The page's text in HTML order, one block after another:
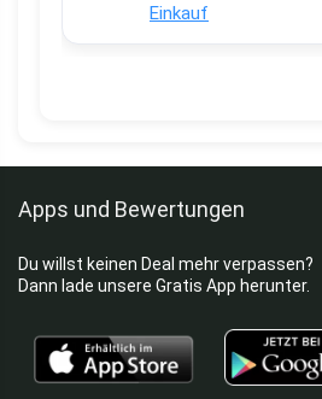
Einkauf
Apps und Bewertungen
Du willst keinen Deal mehr verpassen?
Dann lade unsere Gratis App herunter.